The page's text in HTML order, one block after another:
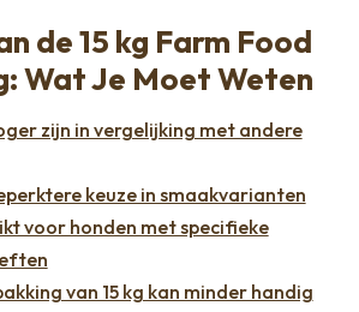
de 15 kg Farm Food
Wat Je Moet Weten
zijn in vergelijking met andere
keuze in smaakvarianten
voor honden met specifieke
van 15 kg kan minder handig